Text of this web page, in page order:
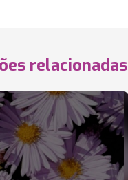
relacionadas